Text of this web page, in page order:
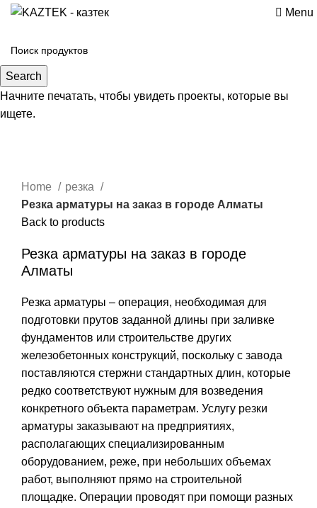
Menu
Click to enlarge
Home
резка
Резка арматуры на заказ в городе Алматы
Back to products
Резка арматуры на заказ в городе
Алматы
Резка арматуры – операция, необходимая для
подготовки прутов заданной длины при заливке
фундаментов или строительстве других
железобетонных конструкций, поскольку с завода
поставляются стержни стандартных длин, которые
редко соответствуют нужным для возведения
конкретного объекта параметрам. Услугу резки
арматуры заказывают на предприятиях,
располагающих специализированным
оборудованием, реже, при небольших объемах
работ, выполняют прямо на строительной
площадке. Операции проводят при помощи разных
Search
Начните печатать, чтобы увидеть проекты, которые вы
ищете.